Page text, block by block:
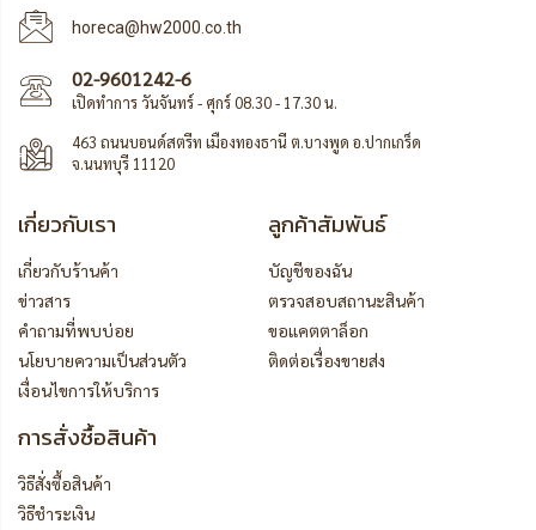
horeca@hw2000.co.th
02-9601242-6
เปิดทำการ วันจันทร์ - ศุกร์ 08.30 - 17.30 น.
463 ถนนบอนด์สตรีท เมืองทองธานี ต.บางพูด อ.ปากเกร็ด
จ.นนทบุรี 11120
เกี่ยวกับเรา
เกี่ยวกับร้านค้า
ข่าวสาร
คำถามที่พบบ่อย
นโยบายความเป็นส่วนตัว
เงื่อนไขการให้บริการ
ลูกค้าสัมพันธ์
บัญชีของฉัน
ตรวจสอบสถานะสินค้า
ขอแคตตาล็อก
ติดต่อเรื่องขายส่ง
การสั่งซื้อสินค้า
วิธีสั่งซื้อสินค้า
วิธีชำระเงิน